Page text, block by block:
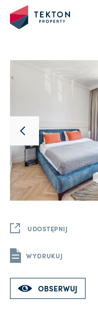
UDOSTĘPNIJ
WYDRUKUJ
OBSERWUJ